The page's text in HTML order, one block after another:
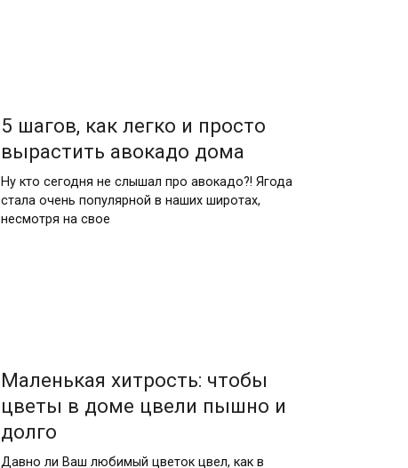
5 шагов, как легко и просто
вырастить авокадо дома
Ну кто сегодня не слышал про авокадо?! Ягода
стала очень популярной в наших широтах,
несмотря на свое
Маленькая хитрость: чтобы
цветы в доме цвели пышно и
долго
Давно ли Ваш любимый цветок цвел, как в